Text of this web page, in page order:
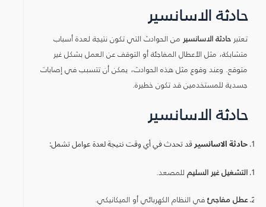
حادثة الاسانسير
تعتبر حادثة الاسانسير من الحوادث التي تكون نتيجة لعدة أسباب
متشابكة، مثل الأعطال المفاجئة أو التوقف عن العمل بشكل غير
متوقع. وعند وقوع مثل هذه الحوادث، يمكن أن تتسبب في إصابات
جسدية للمستخدمين قد تكون خطيرة.
حادثة الاسانسير
حادثة الاسانسيرقد تحدث في أي وقت نتيجة لعدة عوامل تشمل:
التشغيل غير السليم للمصعد.
عطل مفاجئفي النظام الكهربائي أو الميكانيكي.